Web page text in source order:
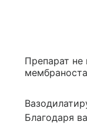
Препарат не
Благодаря